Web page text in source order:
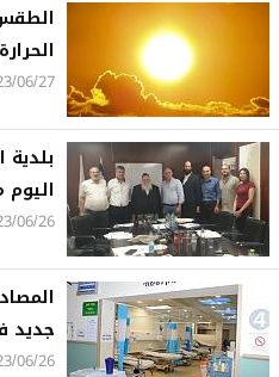
الحرارة
27 8:31
بلدية
اليوم
26 15:17
جديد
26 11:37